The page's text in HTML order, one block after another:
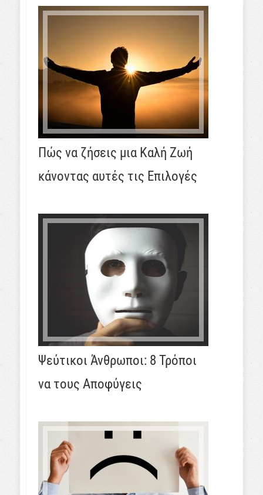
Πώς να ζήσεις μια Καλή Ζωή
κάνοντας αυτές τις Επιλογές
Ψεύτικοι Άνθρωποι: 8 Τρόποι
να τους Αποφύγεις